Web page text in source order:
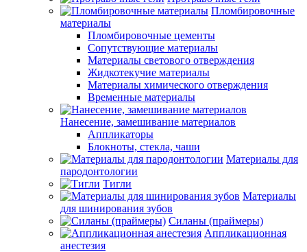
Пломбировочные
материалы
Пломбировочные цементы
Сопутствующие материалы
Материалы светового отверждения
Жидкотекучие материалы
Материалы химического отверждения
Временные материалы
Нанесение, замешивание материалов
Аппликаторы
Блокноты, стекла, чаши
Материалы для
пародонтологии
Тигли
Материалы
для шинирования зубов
Силаны (праймеры)
Аппликационная
анестезия